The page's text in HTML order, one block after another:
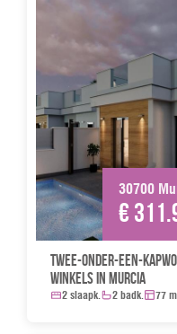
30700
€
Twee-onder-een-
winkels in Murcia
2 slaapk. 2 badk. 77